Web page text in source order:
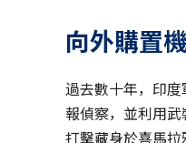
向外購置
過去數十年，印
報偵察，並利用
打擊藏身於喜馬